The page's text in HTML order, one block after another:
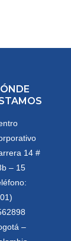
14 #
– 15
–